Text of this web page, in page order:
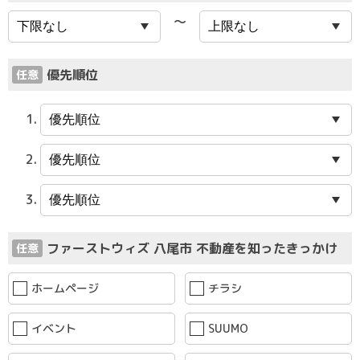
〜
任意 優先順位
任意 ファーストウィズ 八尾市 不動産を知ったきっかけ
ホームページ チラシ
イベント SUUMO